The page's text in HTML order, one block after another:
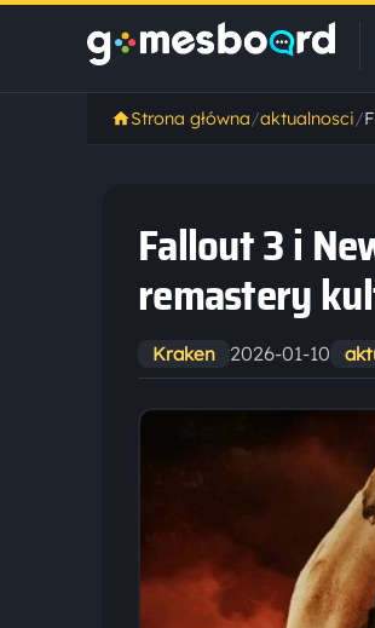
Strona główna/aktualnosci/
Fallout 3 i
remastery
Kraken 2026-01-10